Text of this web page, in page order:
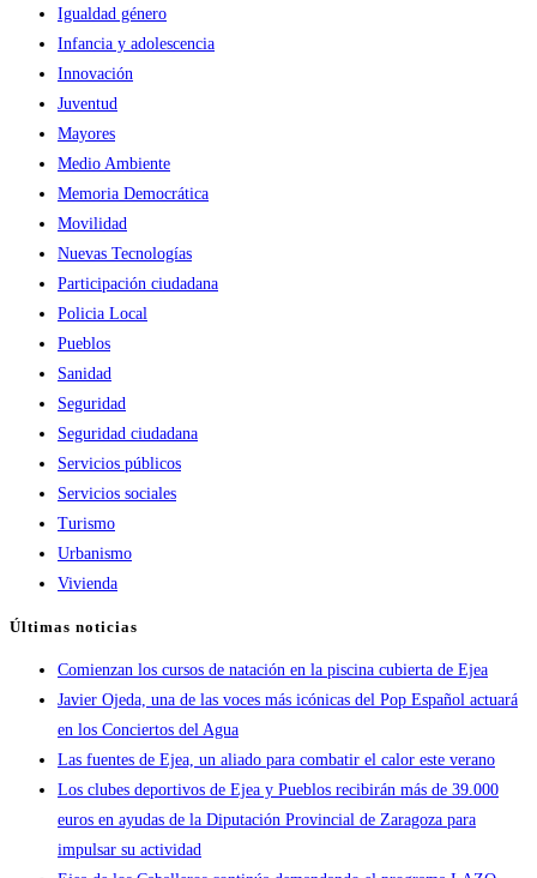
Igualdad género
Infancia y adolescencia
Innovación
Juventud
Mayores
Medio Ambiente
Memoria Democrática
Movilidad
Nuevas Tecnologías
Participación ciudadana
Policia Local
Pueblos
Sanidad
Seguridad
Seguridad ciudadana
Servicios públicos
Servicios sociales
Turismo
Urbanismo
Vivienda
Últimas noticias
Comienzan los cursos de natación en la piscina cubierta de Ejea
Javier Ojeda, una de las voces más icónicas del Pop Español actuará
en los Conciertos del Agua
Las fuentes de Ejea, un aliado para combatir el calor este verano
Los clubes deportivos de Ejea y Pueblos recibirán más de 39.000
euros en ayudas de la Diputación Provincial de Zaragoza para
impulsar su actividad